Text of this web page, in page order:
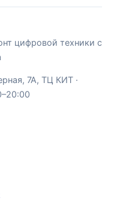
цифровой техники с
7А, ТЦ КИТ ·